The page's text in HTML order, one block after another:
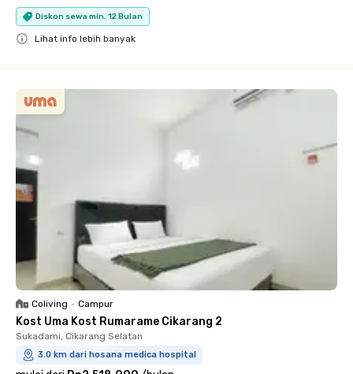
Diskon sewa min. 12 Bulan
Lihat info lebih banyak
Coliving • Campur
Kost Uma Kost Rumarame Cikarang 2
Sukadami, Cikarang Selatan
3.0 km dari hosana medica hospital